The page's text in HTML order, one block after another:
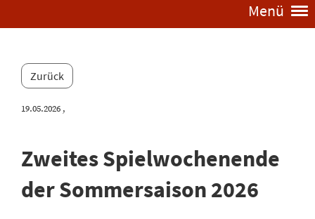
Menü
Zurück
19.05.2026 ,
Zweites Spielwochenende
der Sommersaison 2026